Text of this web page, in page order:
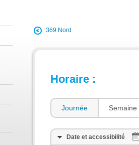
369 Nord
Horaire :
Journée Semaine
Date et accessibilité